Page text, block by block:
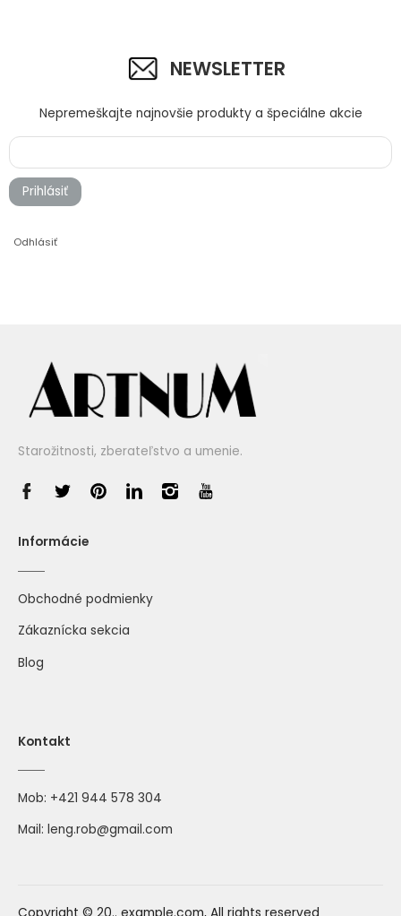
NEWSLETTER
Nepremeškajte najnovšie produkty a špeciálne akcie
Prihlásiť
Odhlásiť
Starožitnosti, zberateľstvo a umenie.
Informácie
Obchodné podmienky
Zákaznícka sekcia
Blog
Kontakt
Mob: +421 944 578 304
Mail: leng.rob@gmail.com